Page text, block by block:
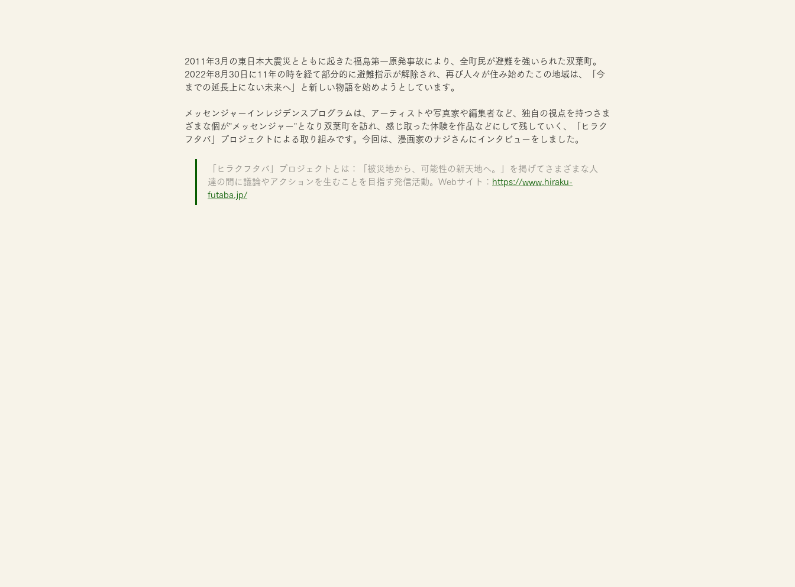
2011年3月の東日本大震災とともに起きた福島第一原発事故により、全町民が避難を強いられた双葉町。
2022年8月30日に11年の時を経て部分的に避難指示が解除され、再び人々が住み始めたこの地域は、「今
までの延長上にない未来へ」と新しい物語を始めようとしています。
メッセンジャーインレジデンスプログラムは、アーティストや写真家や編集者など、独自の視点を持つさま
ざまな個が"メッセンジャー"となり双葉町を訪れ、感じ取った体験を作品などにして残していく、「ヒラク
フタバ」プロジェクトによる取り組みです。今回は、漫画家のナジさんにインタビューをしました。
「ヒラクフタバ」プロジェクトとは：「被災地から、可能性の新天地へ。」を掲げてさまざまな人
達の間に議論やアクションを生むことを目指す発信活動。Webサイト： https://www.hiraku-
futaba.jp/